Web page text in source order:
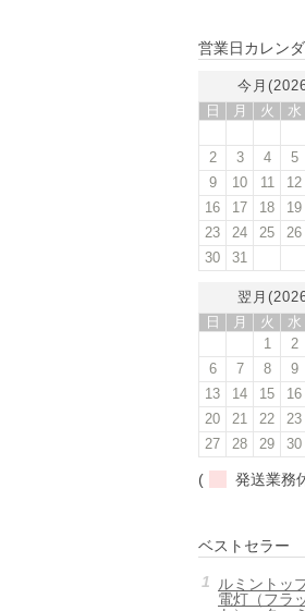
営業日カレン
今月
日
月 火 水
2
3 4 5
9
10 11 12
16
17 18 19
23
24 25 26
30
31
翌月
日
月 火 水
1
2
6
7 8 9
13
14 15 16
20
21 22 23
27
28 29 30
( 発送業務
ベストセラー
ルミントッ
電灯（フラ